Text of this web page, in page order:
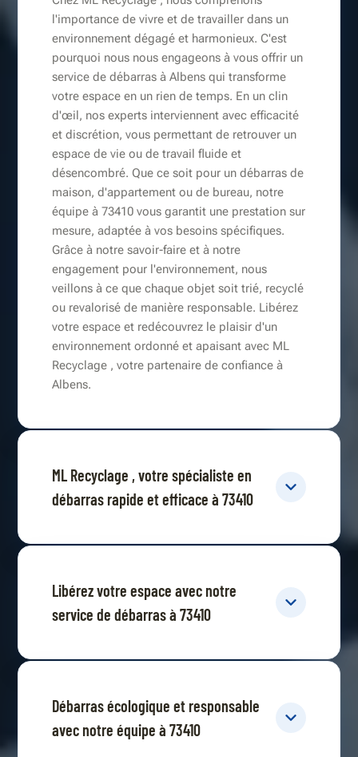
l'importance de vivre et de travailler dans un
environnement dégagé et harmonieux. C'est
pourquoi nous nous engageons à vous offrir un
service de débarras à Albens qui transforme
votre espace en un rien de temps. En un clin
d'œil, nos experts interviennent avec efficacité
et discrétion, vous permettant de retrouver un
espace de vie ou de travail fluide et
désencombré. Que ce soit pour un débarras de
maison, d'appartement ou de bureau, notre
équipe à 73410 vous garantit une prestation sur
mesure, adaptée à vos besoins spécifiques.
Grâce à notre savoir-faire et à notre
engagement pour l'environnement, nous
veillons à ce que chaque objet soit trié, recyclé
ou revalorisé de manière responsable. Libérez
votre espace et redécouvrez le plaisir d'un
environnement ordonné et apaisant avec ML
Recyclage , votre partenaire de confiance à
Albens.
ML Recyclage , votre spécialiste en
débarras rapide et efficace à 73410
Libérez votre espace avec notre
service de débarras à 73410
Débarras écologique et responsable
avec notre équipe à 73410